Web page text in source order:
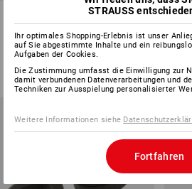
Hygieneset für Ersatz-
Gehörschützer
Variante
CHF 8.25
(m. MwSt.) ab 3 Sets
1
(m.
STRAUSS
Ihr optimales Shopping-Erlebnis ist unser
auf Sie abgestimmte Inhalte und ein
Aufgaben der Cookies.
Die Zustimmung umfasst die Einwilligung zur
damit verbundenen Datenverarbeitungen und
Techniken zur Ausspielung personalisierter
Weitere Informationen siehe
Fortfahren